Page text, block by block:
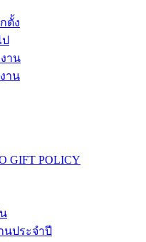
ตั้ง
าน
าน
GIFT POLICY
นประจำปี